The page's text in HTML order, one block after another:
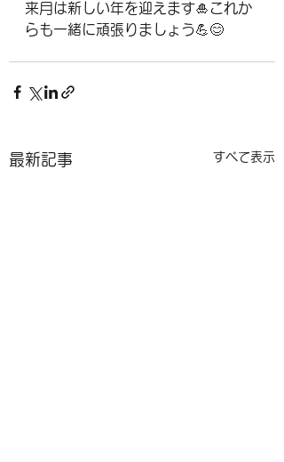
来月は新しい年を迎えます🎍これか
らも一緒に頑張りましょう💪😊
最新記事 すべて表示